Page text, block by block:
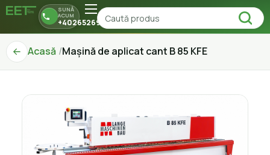
SUNĂ
ACUM
+40265269150
Acasă Mașină de aplicat cant B 85 KFE